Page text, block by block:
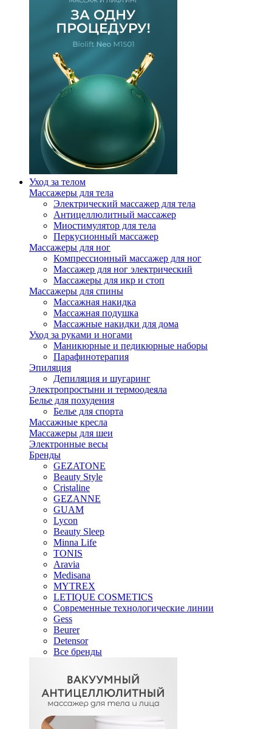
Уход за телом
Массажеры для тела
Электрический массажер для тела
Антицеллюлитный массажер
Миостимулятор для тела
Перкусионный массажер
Массажеры для ног
Компрессионный массажер для ног
Массажер для ног электрический
Массажеры для икр и стоп
Массажеры для спины
Массажная накидка
Массажная подушка
Массажные накидки для дома
Уход за руками и ногами
Маникюрные и педикюрные наборы
Парафинотерапия
Эпиляция
Депиляция и шугаринг
Электропростыни и термоодеяла
Белье для похудения
Белье для спорта
Массажные кресла
Массажеры для шеи
Электронные весы
Бренды
GEZATONE
Beauty Style
Cristaline
GEZANNE
GUAM
Lycon
Beauty Sleep
Minna Life
TONIS
Aravia
Medisana
MYTREX
LETIQUE COSMETICS
Современные технологические линии
Gess
Beurer
Detensor
Все бренды